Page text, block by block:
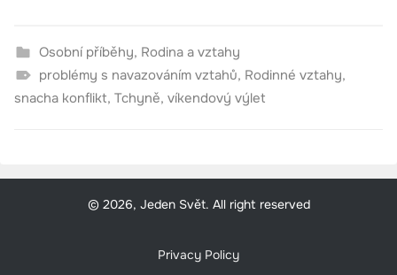
Osobní příběhy, Rodina a vztahy
problémy s navazováním vztahů, Rodinné vztahy,
snacha konflikt, Tchyně, víkendový výlet
© 2026, Jeden Svět. All right reserved
Privacy Policy